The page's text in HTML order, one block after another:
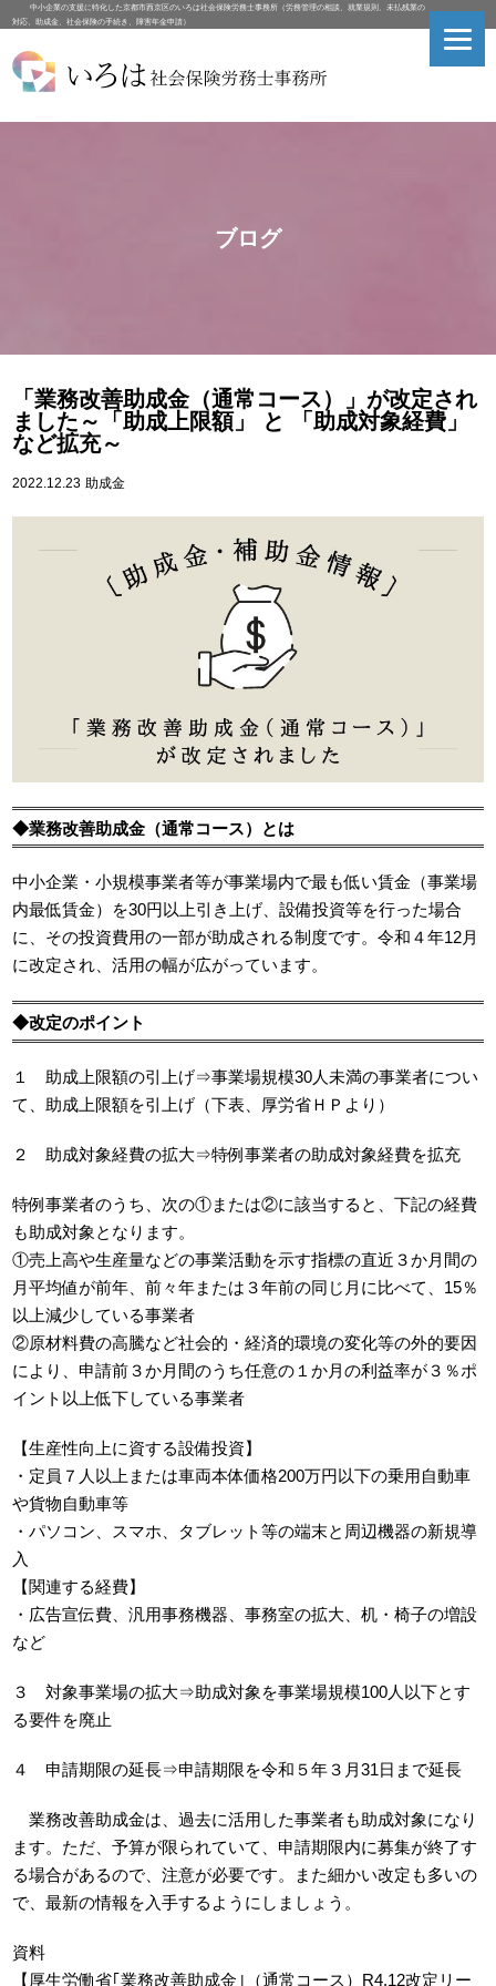
中小企業の支援に特化した京都市西京区のいろは社会保険労務士事務所（労務管理の相談、就業規則、未払残業の
対応、助成金、社会保険の手続き、障害年金申請）
ブログ
「業務改善助成金（通常コース）」が改定され
ました～「助成上限額」 と 「助成対象経費」
など拡充～
2022.12.23 助成金
◆業務改善助成金（通常コース）とは
中小企業・小規模事業者等が事業場内で最も低い賃金（事業場
内最低賃金）を30円以上引き上げ、設備投資等を行った場合
に、その投資費用の一部が助成される制度です。令和４年12月
に改定され、活用の幅が広がっています。
◆改定のポイント
１ 助成上限額の引上げ⇒事業場規模30人未満の事業者につい
て、助成上限額を引上げ（下表、厚労省ＨＰより）
２ 助成対象経費の拡大⇒特例事業者の助成対象経費を拡充
特例事業者のうち、次の①または②に該当すると、下記の経費
も助成対象となります。
①売上高や生産量などの事業活動を示す指標の直近３か月間の
月平均値が前年、前々年または３年前の同じ月に比べて、15％
以上減少している事業者
②原材料費の高騰など社会的・経済的環境の変化等の外的要因
により、申請前３か月間のうち任意の１か月の利益率が３％ポ
イント以上低下している事業者
【生産性向上に資する設備投資】
・定員７人以上または車両本体価格200万円以下の乗用自動車
や貨物自動車等
・パソコン、スマホ、タブレット等の端末と周辺機器の新規導
入
【関連する経費】
・広告宣伝費、汎用事務機器、事務室の拡大、机・椅子の増設
など
３ 対象事業場の拡大⇒助成対象を事業場規模100人以下とす
る要件を廃止
４ 申請期限の延長⇒申請期限を令和５年３月31日まで延長
業務改善助成金は、過去に活用した事業者も助成対象になり
ます。ただ、予算が限られていて、申請期限内に募集が終了す
る場合があるので、注意が必要です。また細かい改定も多いの
で、最新の情報を入手するようにしましょう。
資料
【厚生労働省｢業務改善助成金｣（通常コース）R4.12改定リー